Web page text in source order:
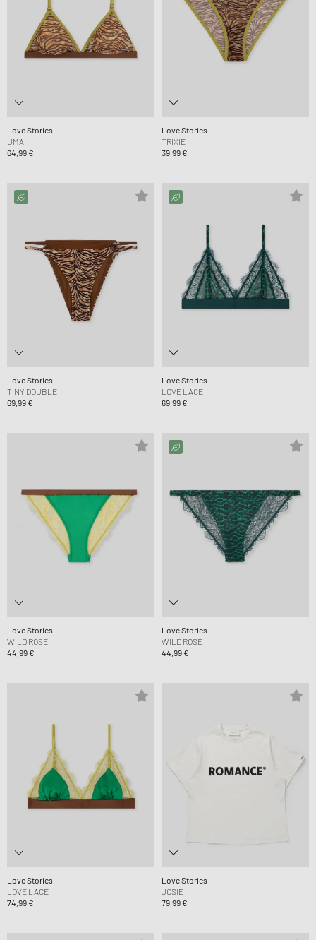
Love Stories
UMA
64,99 €
Love Stories
TRIXIE
39,99 €
Love Stories
TINY DOUBLE
69,99 €
Love Stories
LOVE LACE
69,99 €
Love Stories
WILD ROSE
44,99 €
Love Stories
WILD ROSE
44,99 €
Love Stories
LOVE LACE
74,99 €
Love Stories
JOSIE
79,99 €